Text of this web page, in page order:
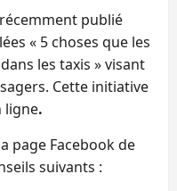
récemment publié
« 5 choses que les
les taxis » visant
Cette initiative
ligne.
page Facebook de
suivants :